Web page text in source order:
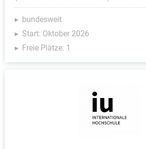
bundesweit
Start: Oktober 2026
Freie Plätze: 1